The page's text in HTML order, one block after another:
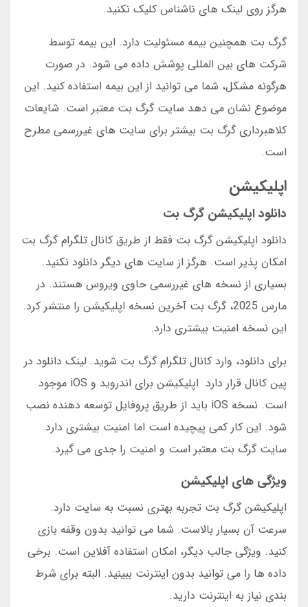
هرگز روی لینک های ناشناس کلیک نکنید.
گرگ بت همچنین بیمه مسئولیت دارد. این بیمه توسط
شرکت های بین المللی پوشش داده می شود. در صورت
هرگونه مشکل، شما می توانید از این بیمه استفاده کنید. این
موضوع نشان می دهد سایت گرگ بت معتبر است. شایعات
کلاهبرداری گرگ بت بیشتر برای سایت های غیررسمی مطرح
است.
اپلیکیشن
دانلود اپلیکیشن گرگ بت
دانلود اپلیکیشن گرگ بت فقط از طریق کانال تلگرام گرگ بت
امکان پذیر است. هرگز از سایت های دیگر دانلود نکنید.
بسیاری از نسخه های غیررسمی حاوی ویروس هستند. در
مارس 2025، گرگ بت آخرین نسخه اپلیکیشن را منتشر کرد.
این نسخه امنیت بیشتری دارد.
برای دانلود، وارد کانال تلگرام گرگ بت شوید. لینک دانلود در
پین کانال قرار دارد. اپلیکیشن برای اندروید و iOS موجود
است. نسخه iOS باید از طریق پروفایل توسعه دهنده نصب
شود. این کار کمی پیچیده است اما امنیت بیشتری دارد.
سایت گرگ بت معتبر است و امنیت را جدی می گیرد.
ویژگی های اپلیکیشن
اپلیکیشن گرگ بت تجربه بهتری نسبت به سایت دارد.
سرعت آن بسیار بالاست. شما می توانید بدون وقفه بازی
کنید. ویژگی جالب دیگر، امکان استفاده آفلاین است. برخی
داده ها را می توانید بدون اینترنت ببینید. البته برای شرط
بندی نیاز به اینترنت دارید.